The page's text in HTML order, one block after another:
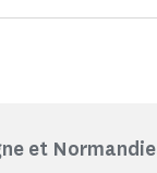
et Normandie